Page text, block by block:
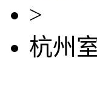
>
杭州